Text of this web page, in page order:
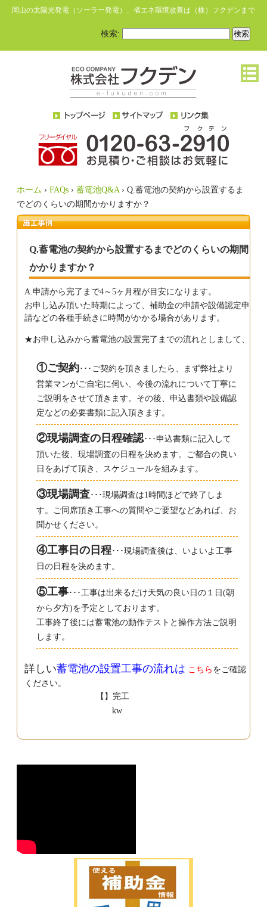
岡山の太陽光発電（ソーラー発電）、省エネ環境改善は（株）フクデンまで
検索:
ホーム › FAQs › 蓄電池Q&A› Q.蓄電池の契約から設置するま
でどのくらいの期間かかりますか？
Q.蓄電池の契約から設置するまでどのくらいの期間
かかりますか？
A.申請から完了まで4～5ヶ月程が目安になります。
お申し込み頂いた時期によって、補助金の申請や設備認定申
請などの各種手続きに時間がかかる場合があります。
★お申し込みから蓄電池の設置完了までの流れとしまして、
①ご契約･･･ご契約を頂きましたら、まず弊社より
営業マンがご自宅に伺い、今後の流れについて丁寧に
ご説明をさせて頂きます。その後、申込書類や設備認
定などの必要書類に記入頂きます。
②現場調査の日程確認･･･申込書類に記入して
頂いた後、現場調査の日程を決めます。ご都合の良い
日をあげて頂き、スケジュールを組みます。
③現場調査･･･現場調査は1時間ほどで終了しま
す。ご同席頂き工事への質問やご要望などあれば、お
聞かせください。
④工事日の日程･･･現場調査後は、いよいよ工事
日の日程を決めます。
⑤工事･･･工事は出来るだけ天気の良い日の１日(朝
から夕方)を予定としております。
工事終了後には蓄電池の動作テストと操作方法ご説明
します。
詳しい蓄電池の設置工事の流れは こちら をご確認
ください。
【】完工
kw